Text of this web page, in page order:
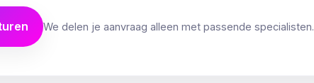
We delen je aanvraag alleen met passende specialisten.